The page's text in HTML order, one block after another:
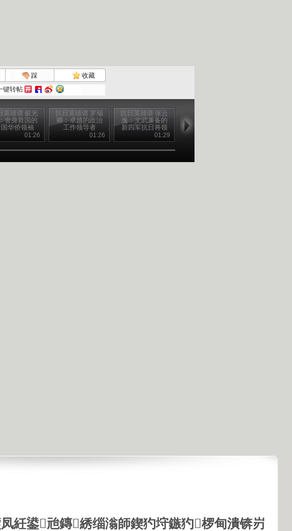
紝鍙兘鏄綉缁滃師鍥犳垨鏃犳椤甸潰锛岃
踩
收藏
键转帖
英雄谱 蚁光
舍身救国的
华侨领袖
01:26
抗日英雄谱 罗瑞
卿：卓越的政治
工作领导者
01:26
抗日英雄谱 张云
逸：文武兼备的
新四军抗日将领
01:29
申科：为中国抗
战而牺牲的苏联